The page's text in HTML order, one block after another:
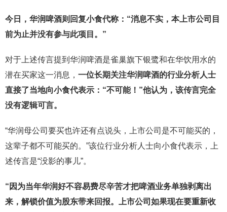
今日，华润啤酒则回复小食代称：“消息不实，本上市公司目
前为止并没有参与此项目。”
对于上述传言提到华润啤酒是雀巢旗下银鹭和在华饮用水的
潜在买家这一消息， 一位长期关注华润啤酒的行业分析人士
直接了当地向小食代表示：“不可能！”他认为，该传言完全
没有逻辑可言。
“华润母公司要买也许还有点说头，上市公司是不可能买的，
这辈子都不可能买的。”该位行业分析人士向小食代表示，上
述传言是“没影的事儿”。
“因为当年华润好不容易费尽辛苦才把啤酒业务单独剥离出
来，解锁价值为股东带来回报。上市公司如果现在要重新收